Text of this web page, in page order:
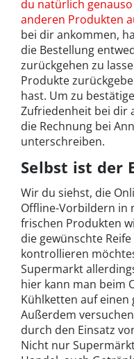
du natürlich
anderen Produkten
bei dir ankommen,
die Bestellung
zurückgehen zu
Produkte
hast. Um zu
Zufriedenheit bei dir
die Rechnung bei
unterschreiben.
Selbst ist der
Wir du siehst, die
Offline-Vorbildern in
frischen Produkten
die gewünschte
kontrollieren
Supermarkt
hier kann man beim
Kühlketten auf einen
Außerdem
durch den Einsatz
Nicht nur